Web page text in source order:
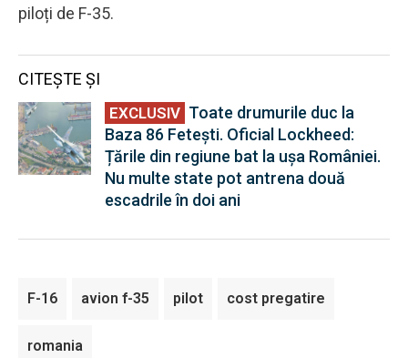
piloți de F-35.
CITEȘTE ȘI
EXCLUSI
V
EXCLUSIV Toate drumurile duc la
Baza 86 Fetești. Oficial Lockheed:
Țările din regiune bat la ușa României.
Nu multe state pot antrena două
escadrile în doi ani
F-16 avion f-35 pilot cost pregatire
romania